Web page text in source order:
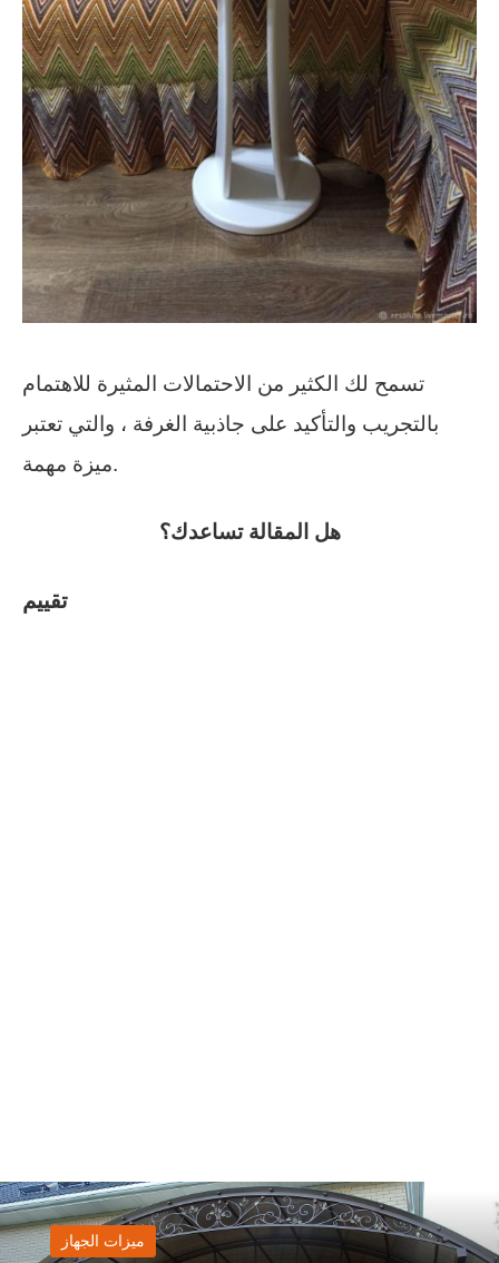
تسمح لك الكثير من الاحتمالات المثيرة للاهتمام
بالتجريب والتأكيد على جاذبية الغرفة ، والتي تعتبر
ميزة مهمة.
هل المقالة تساعدك؟
تقييم
ميزات الجهاز